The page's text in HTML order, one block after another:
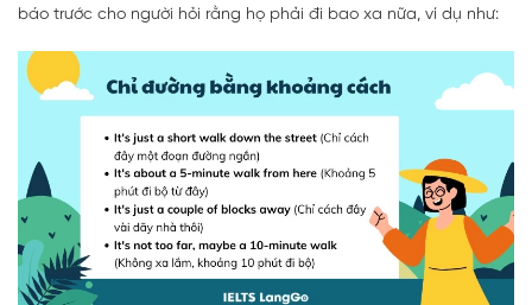
báo trước cho người hỏi rằng họ phải đi bao xa nữa, ví dụ như: